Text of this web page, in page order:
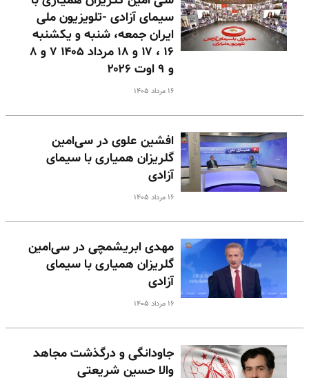
سیمای آزادی -تلویزیون ملی
ایران جمعه، شنبه و یکشنبه
۱۶ ، ۱۷ و ۱۸ مرداد ۱۴۰۵ ۷ و ۸
و ۹ اوت ۲۰۲۶
۱۶ مرداد ۱۴۰۵
افشین علوی در سی‌امین
گلریزان همیاری با سیمای
آزادی
۱۶ مرداد ۱۴۰۵
مهدی ابریشمچی در سی‌امین
گلریزان همیاری با سیمای
آزادی
۱۶ مرداد ۱۴۰۵
جاودانگی و درگذشت مجاهد
والا حسین شریعتی